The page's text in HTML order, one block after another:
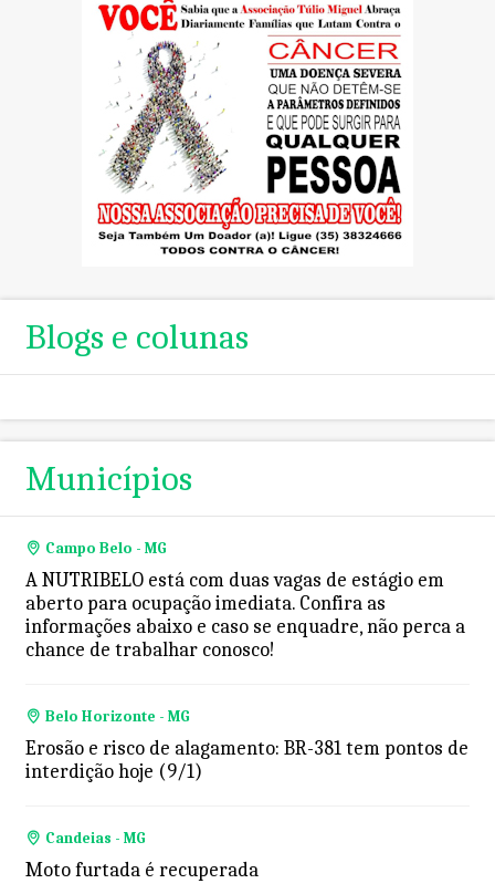
Blogs e colunas
Municípios
Campo Belo - MG
A NUTRIBELO está com duas vagas de estágio em
aberto para ocupação imediata. Confira as
informações abaixo e caso se enquadre, não perca a
chance de trabalhar conosco!
Belo Horizonte - MG
Erosão e risco de alagamento: BR-381 tem pontos de
interdição hoje (9/1)
Candeias - MG
Moto furtada é recuperada